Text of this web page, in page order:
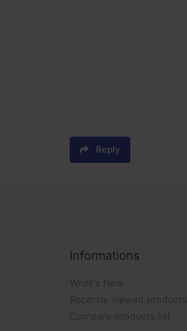
Reply
Informations
What's New
Recently viewed products
Compare products list